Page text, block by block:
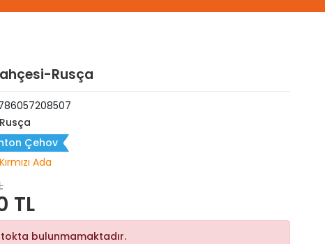
Rusça
Rusça
Çehov
Kırmızı Ada
TL
bulunmamaktadır.